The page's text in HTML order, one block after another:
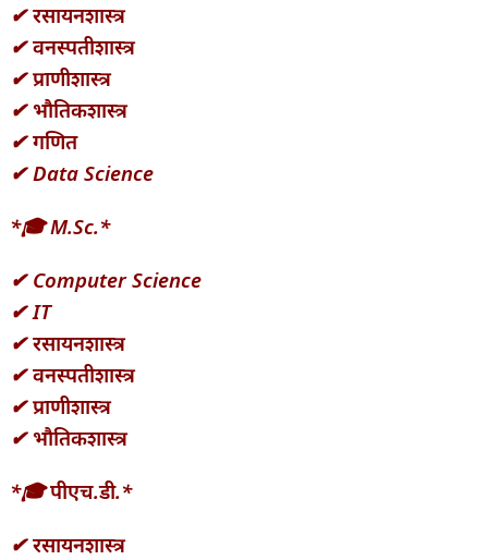
✔ रसायनशास्त्र
✔ वनस्पतीशास्त्र
✔ प्राणीशास्त्र
✔ भौतिकशास्त्र
✔ गणित
✔ Data Science
*🎓 M.Sc.*
✔ Computer Science
✔ IT
✔ रसायनशास्त्र
✔ वनस्पतीशास्त्र
✔ प्राणीशास्त्र
✔ भौतिकशास्त्र
*🎓 पीएच.डी.*
✔ रसायनशास्त्र